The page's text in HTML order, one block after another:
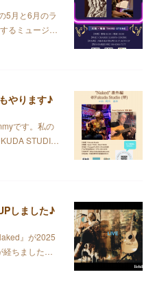
5月と6月のラ
るミュージ…
やります♪
です。私の
STUDI…
しました♪
』が2025
経ちました…